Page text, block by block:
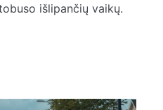
išlipančių vaikų.